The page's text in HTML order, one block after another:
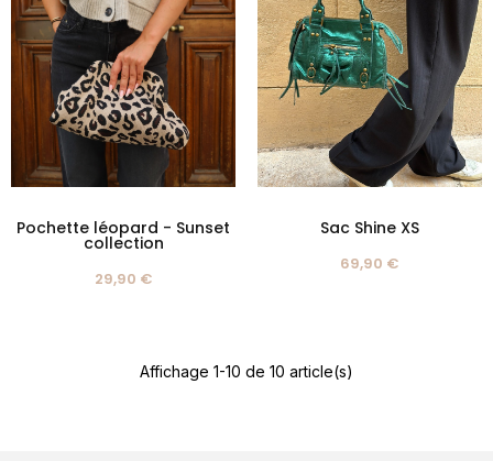
Pochette léopard - Sunset
collection
29,90 €
Sac Shine XS
69,90 €
Affichage 1-10 de 10 article(s)